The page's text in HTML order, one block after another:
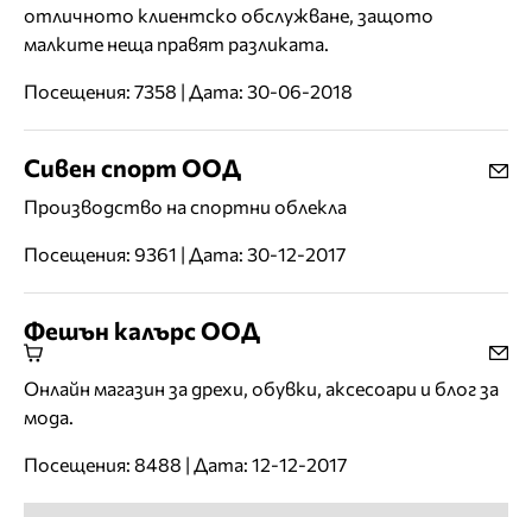
отличното клиентско обслужване, защото
малките неща правят разликата.
Посещения: 7358 | Дата: 30-06-2018
Сивен спорт ООД
Производство на спортни облекла
Посещения: 9361 | Дата: 30-12-2017
Фешън калърс ООД
Онлайн магазин за дрехи, обувки, аксесоари и блог за
мода.
Посещения: 8488 | Дата: 12-12-2017